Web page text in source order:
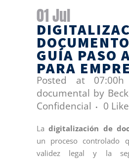
01 Jul
GUÍA PASO
PARA
Posted at 07:00h
documental by
Confidencial
0
Ladigitalización de
un proceso controlado
validez legal y la